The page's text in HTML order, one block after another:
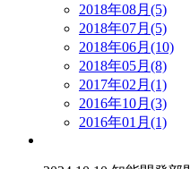
2018年08月(5)
2018年07月(5)
2018年06月(10)
2018年05月(8)
2017年02月(1)
2016年10月(3)
2016年01月(1)